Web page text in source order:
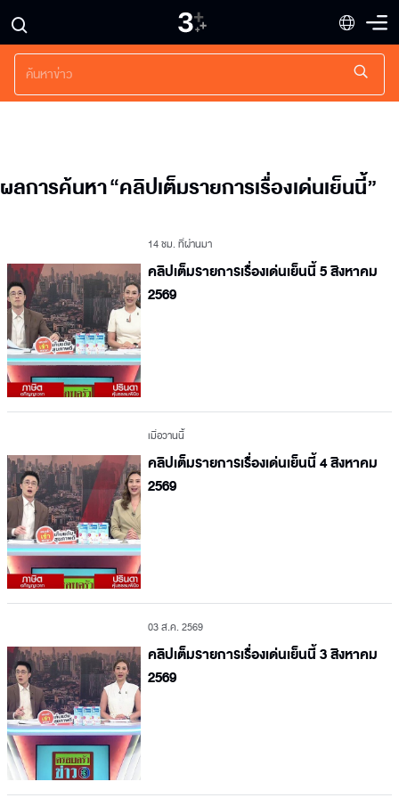
ผลการค้นหา“คลิปเต็มรายการเรื่องเด่นเย็นนี้”
14 ชม. ที่ผ่านมา
คลิปเต็มรายการเรื่องเด่นเย็นนี้ 5 สิงหาคม
2569
เมื่อวานนี้
คลิปเต็มรายการเรื่องเด่นเย็นนี้ 4 สิงหาคม
2569
03 ส.ค. 2569
คลิปเต็มรายการเรื่องเด่นเย็นนี้ 3 สิงหาคม
2569